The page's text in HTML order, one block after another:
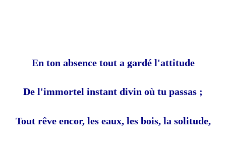
En ton absence tout a gardé l'attitude
De l'immortel instant divin où tu passas ;
Tout rêve encor, les eaux, les bois, la solitude,